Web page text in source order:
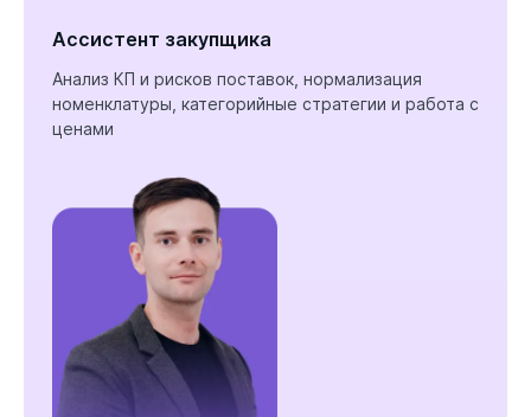
Ассистент закупщика
Анализ КП и рисков поставок, нормализация
номенклатуры, категорийные стратегии и работа с
ценами